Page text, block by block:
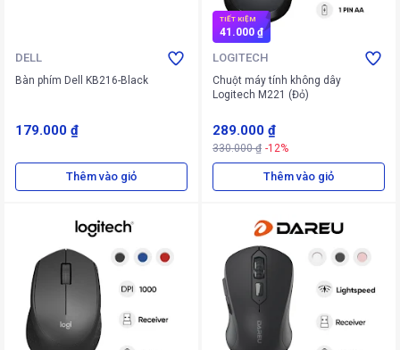
DELL
Bàn phím Dell KB216-Black
179.000 ₫
Thêm vào giỏ
TIẾT KIỆM
41.000 ₫
LOGITECH
Chuột máy tính không dây
Logitech M221 (Đỏ)
289.000 ₫
330.000 ₫ -12%
Thêm vào giỏ